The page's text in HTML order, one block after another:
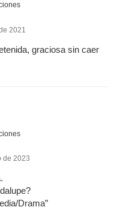
2021
graciosa sin caer
de 2023
Drama”